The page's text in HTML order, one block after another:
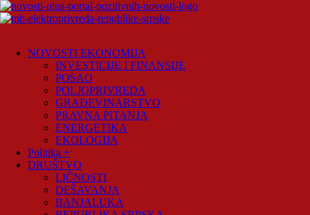
Skip
to
NOVOSTI EKONOMIJA
INVESTICIJE I FINANSIJE
POSAO
POLJOPRIVREDA
GRAĐEVINARSTVO
PRAVNA PITANJA
ENERGETIKA
EKOLOGIJA
Politika +
DRUŠTVO
LIČNOSTI
DEŠAVANJA
BANJALUKA